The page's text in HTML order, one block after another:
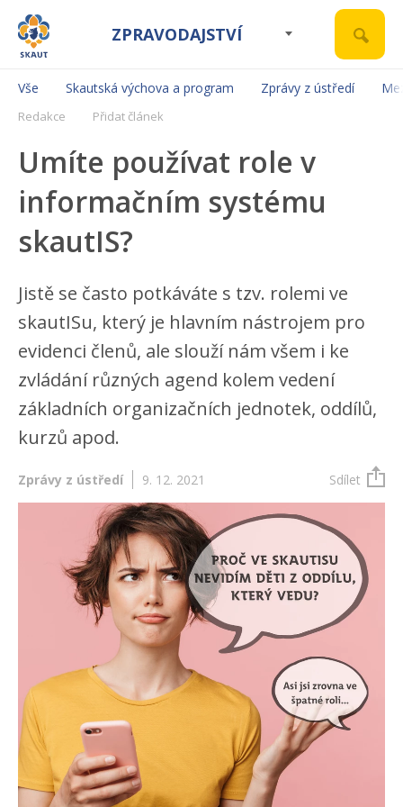
ZPRAVODAJSTVÍ
Vše Skautská výchova a program Zprávy z ústředí
Redakce Přidat článek
Umíte používat role v
informačním systému
skautIS?
Jistě se často potkáváte s tzv. rolemi ve
skautISu, který je hlavním nástrojem pro
evidenci členů, ale slouží nám všem i ke
zvládání různých agend kolem vedení
základních organizačních jednotek, oddílů,
kurzů apod.
Zprávy z ústředí 9. 12. 2021 Sdílet